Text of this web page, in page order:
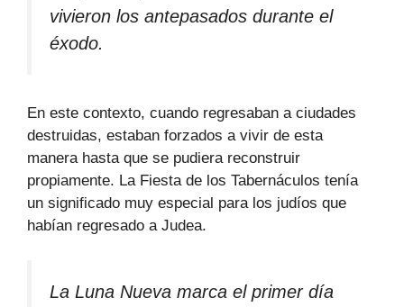
vivieron los antepasados durante el
éxodo.
En este contexto, cuando regresaban a ciudades
destruidas, estaban forzados a vivir de esta
manera hasta que se pudiera reconstruir
propiamente. La Fiesta de los Tabernáculos tenía
un significado muy especial para los judíos que
habían regresado a Judea.
La Luna Nueva marca el primer día